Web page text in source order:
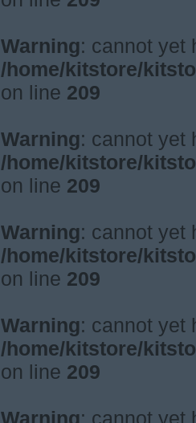
Warning: cannot yet
/home/kitstore/
on line 209
Warning: cannot yet
/home/kitstore/
on line 209
Warning: cannot yet
/home/kitstore/
on line 209
Warning: cannot yet
/home/kitstore/
on line 209
Warning: cannot yet